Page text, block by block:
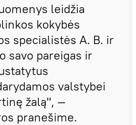
leidžia
kokybės
specialistės A. B. ir
savo pareigas ir
valstybei
žalą", —
pranešime.